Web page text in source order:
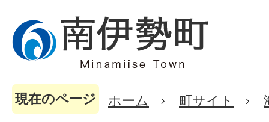
現在のページ ホーム 町サイト